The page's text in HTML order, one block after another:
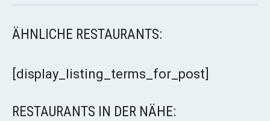
ÄHNLICHE RESTAURANTS:
[display_listing_terms_for_post]
RESTAURANTS IN DER NÄHE: